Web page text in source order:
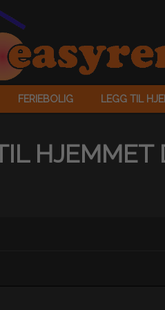
FERIEBOLIG LEGG TIL
HJEMMET